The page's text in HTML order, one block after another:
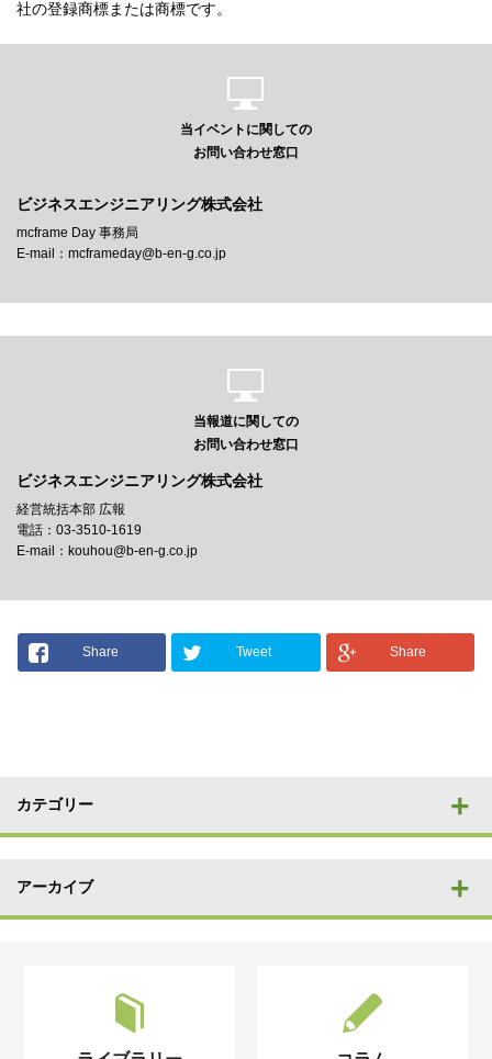
社の登録商標または商標です。
当イベントに関しての
お問い合わせ窓口
ビジネスエンジニアリング株式会社
mcframe Day 事務局
E-mail：mcframeday@b-en-g.co.jp
当報道に関しての
お問い合わせ窓口
ビジネスエンジニアリング株式会社
経営統括本部 広報
電話：03-3510-1619
E-mail：kouhou@b-en-g.co.jp
Share Tweet Share
カテゴリー
アーカイブ